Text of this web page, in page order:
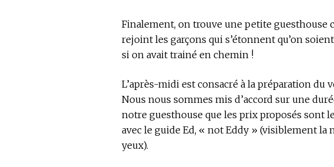
Finalement, on trouve une petite guesthouse
rejoint les garçons qui s’étonnent qu’on
si on avait trainé en chemin !
L’après-midi est consacré à la préparation du
Nous nous sommes mis d’accord sur une
notre guesthouse que les prix proposés sont
avec le guide Ed, « not Eddy » (visiblement la
yeux).